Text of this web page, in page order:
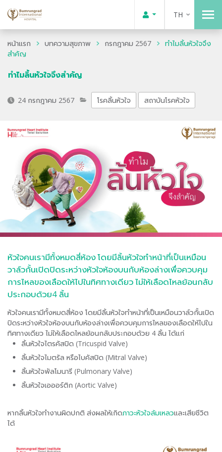
TH
หน้าแรก บทความสุขภาพ กรกฎาคม 2567
ทำไมลิ้นหัวใจจึง
สำคัญ
ทำไมลิ้นหัวใจจึงสำคัญ
24 กรกฎาคม 2567 โรคลิ้นหัวใจ สถาบันโรคหัวใจ
หัวใจคนเรามีทั้งหมดสี่ห้อง โดยมีลิ้นหัวใจทำหน้าที่เป็นเหมือน
วาล์วกั้นเปิดปิดระหว่างหัวใจห้องบนกับห้องล่างเพื่อควบคุม
การไหลของเลือดให้ไปในทิศทางเดียว ไม่ให้เลือดไหลย้อนกลับ
ประกอบด้วย4 ลิ้น
หัวใจคนเรามีทั้งหมดสี่ห้อง โดยมีลิ้นหัวใจทำหน้าที่เป็นเหมือนวาล์วกั้นเปิด
ปิดระหว่างหัวใจห้องบนกับห้องล่างเพื่อควบคุมการไหลของเลือดให้ไปใน
ทิศทางเดียว ไม่ให้เลือดไหลย้อนกลับประกอบด้วย 4 ลิ้น ได้แก่
ลิ้นหัวใจไตรคัสปิด (Tricuspid Valve)
ลิ้นหัวใจไมตรัล หรือไบคัสปิด (Mitral Valve)
ลิ้นหัวใจพัลโมนารี (Pulmonary Valve)
ลิ้นหัวใจเอออร์ติก (Aortic Valve)
หากลิ้นหัวใจทำงานผิดปกติ ส่งผลให้เกิดภาวะหัวใจล้มเหลวและเสียชีวิต
ได้